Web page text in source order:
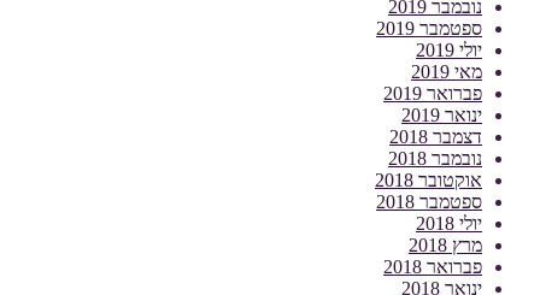
נובמבר 2019
ספטמבר 2019
יולי 2019
מאי 2019
פברואר 2019
ינואר 2019
דצמבר 2018
נובמבר 2018
אוקטובר 2018
ספטמבר 2018
יולי 2018
מרץ 2018
פברואר 2018
ינואר 2018